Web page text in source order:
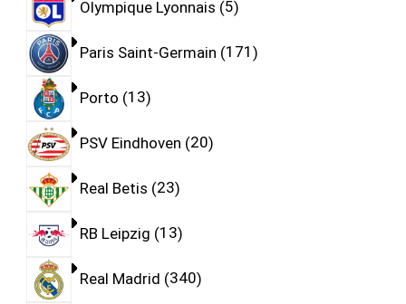
Olympique Lyonnais 5
Paris Saint-Germain 171
Porto 13
PSV Eindhoven 20
Real Betis 23
RB Leipzig 13
Real Madrid 340